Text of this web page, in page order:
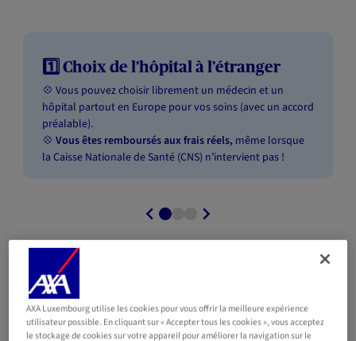
1️⃣ Choix de l’hôpital à l’étranger ​
💠 Vous pouvez choisir librement un médecin et un
hôpital partout en Europe pour vos soins (avec un accord
préalable).
💠 Vous êtes remboursés aux frais réels, même lorsque
la Caisse Nationale de Santé (CNS) n’intervient pas !
AXA Luxembourg utilise les cookies pour vous offrir la meilleure expérience
utilisateur possible. En cliquant sur « Accepter tous les cookies », vous acceptez
le stockage de cookies sur votre appareil pour améliorer la navigation sur le